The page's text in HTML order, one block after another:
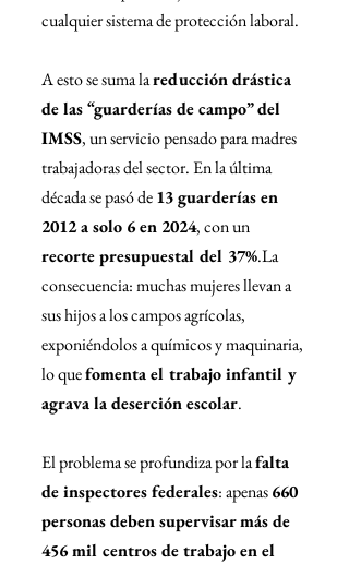
cualquier sistema de protección laboral.
A esto se suma la reducción drástica
de las “guarderías de campo” del
IMSS, un servicio pensado para madres
trabajadoras del sector. En la última
década se pasó de 13 guarderías en
2012 a solo 6 en 2024, con un
recorte presupuestal del 37%.La
consecuencia: muchas mujeres llevan a
sus hijos a los campos agrícolas,
exponiéndolos a químicos y maquinaria,
lo que fomenta el trabajo infantil y
agrava la deserción escolar.
El problema se profundiza por la falta
de inspectores federales: apenas 660
personas deben supervisar más de
456 mil centros de trabajo en el